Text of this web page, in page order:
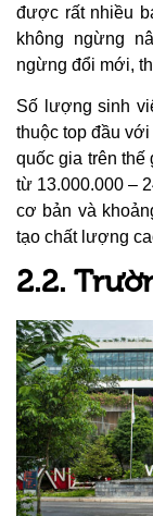
được rất nhiều
không ngừng
ngừng đổi mới,
Số lượng sinh
thuộc top đầu
quốc gia trên
từ 13.000.000 –
cơ bản và
tạo chất lượng
2.2.